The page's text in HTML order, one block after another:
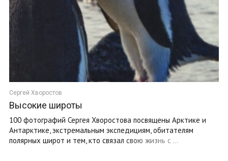
Сергей Хворостов
Высокие широты
100 фотографий Сергея Хворостова посвящены Арктике и
Антарктике, экстремальным экспедициям, обитателям
полярных широт и тем, кто связал свою жизнь с ...